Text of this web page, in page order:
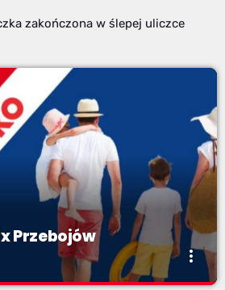
zakończona w ślepej uliczce
Przebojów
more_vert